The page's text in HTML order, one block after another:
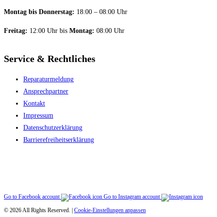
Montag bis Donnerstag: 18:00 – 08:00 Uhr
Freitag: 12:00 Uhr bis Montag: 08:00 Uhr
Service & Rechtliches
Reparaturmeldung
Ansprechpartner
Kontakt
Impressum
Datenschutzerklärung
Barriere­freiheitserklärung
Go to Facebook account
Go to Instagram account
© 2026 All Rights Reserved. | Cookie-Einstellungen anpassen